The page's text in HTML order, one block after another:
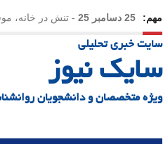
مهم: 25 دسامبر 25 - تنش در خانه،
23 دسامبر 25
سایت خبری تحلیلی
سایک نیوز
ویژه متخصصان و دانشجویان